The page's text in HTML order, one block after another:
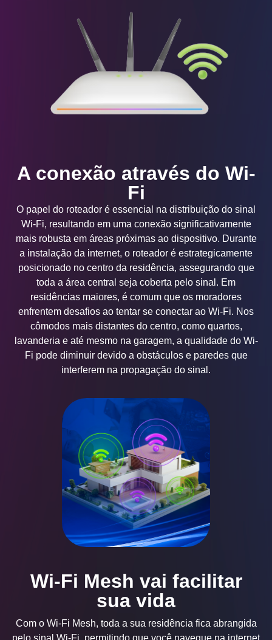
A conexão através do Wi-
Fi
O papel do roteador é essencial na distribuição do sinal
Wi-Fi, resultando em uma conexão significativamente
mais robusta em áreas próximas ao dispositivo. Durante
a instalação da internet, o roteador é estrategicamente
posicionado no centro da residência, assegurando que
toda a área central seja coberta pelo sinal. Em
residências maiores, é comum que os moradores
enfrentem desafios ao tentar se conectar ao Wi-Fi. Nos
cômodos mais distantes do centro, como quartos,
lavanderia e até mesmo na garagem, a qualidade do Wi-
Fi pode diminuir devido a obstáculos e paredes que
interferem na propagação do sinal.
Wi-Fi Mesh vai facilitar
sua vida
Com o Wi-Fi Mesh, toda a sua residência fica abrangida
pelo sinal Wi-Fi, permitindo que você navegue na internet